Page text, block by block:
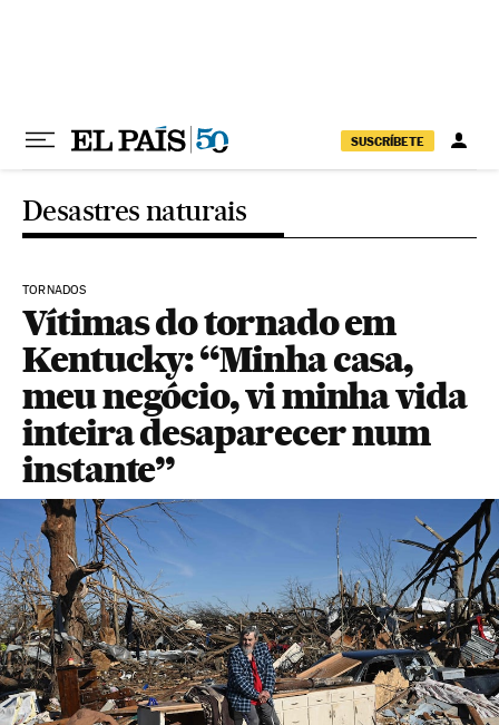
SUSCRÍBETE
Desastres naturais
TORNADOS
Vítimas do tornado em
Kentucky: “Minha casa,
meu negócio, vi minha vida
inteira desaparecer num
instante”